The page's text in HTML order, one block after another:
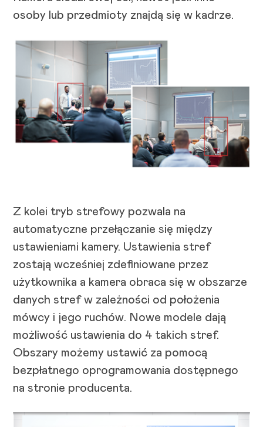
osoby lub przedmioty znajdą się w kadrze.
Z kolei tryb strefowy pozwala na
automatyczne przełączanie się między
ustawieniami kamery. Ustawienia stref
zostają wcześniej zdefiniowane przez
użytkownika a kamera obraca się w obszarze
danych stref w zależności od położenia
mówcy i jego ruchów. Nowe modele dają
możliwość ustawienia do 4 takich stref.
Obszary możemy ustawić za pomocą
bezpłatnego oprogramowania dostępnego
na stronie producenta.